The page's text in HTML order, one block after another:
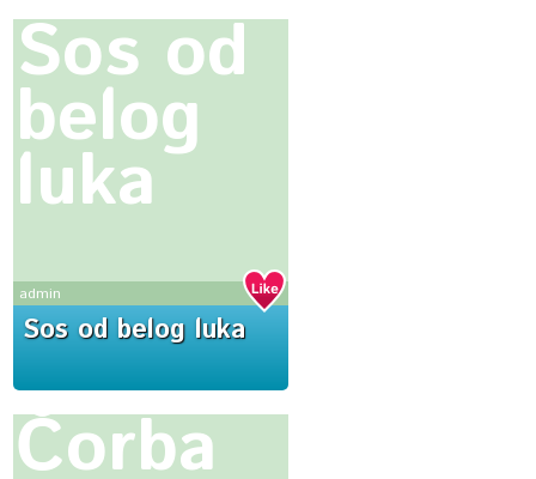
Sos od
belog
luka
admin
Sos od belog luka
Čorba